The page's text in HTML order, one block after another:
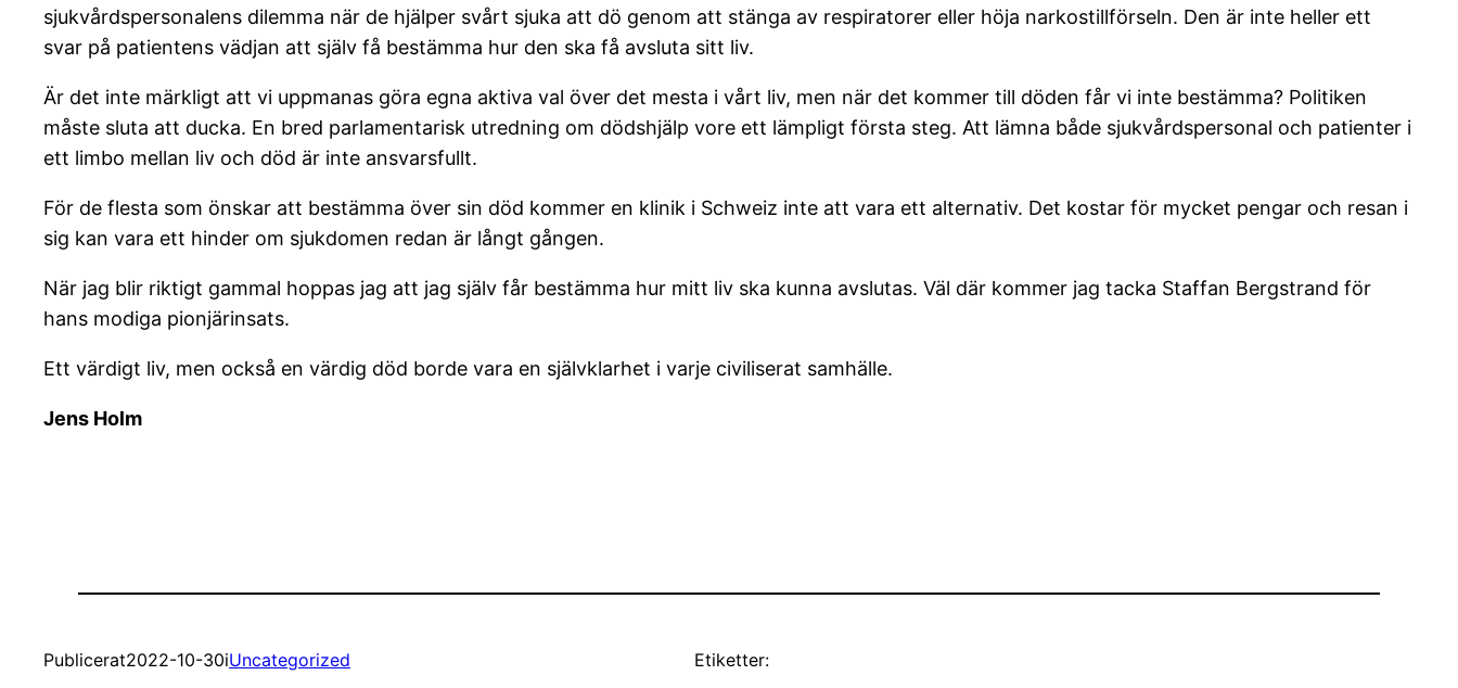
sjukvårdspersonalens dilemma när de hjälper svårt sjuka att dö genom att stänga av respiratorer eller höja narkostillförseln. Den är inte heller ett
svar på patientens vädjan att själv få bestämma hur den ska få avsluta sitt liv.
Är det inte märkligt att vi uppmanas göra egna aktiva val över det mesta i vårt liv, men när det kommer till döden får vi inte bestämma? Politiken
måste sluta att ducka. En bred parlamentarisk utredning om dödshjälp vore ett lämpligt första steg. Att lämna både sjukvårdspersonal och patienter i
ett limbo mellan liv och död är inte ansvarsfullt.
För de flesta som önskar att bestämma över sin död kommer en klinik i Schweiz inte att vara ett alternativ. Det kostar för mycket pengar och resan i
sig kan vara ett hinder om sjukdomen redan är långt gången.
När jag blir riktigt gammal hoppas jag att jag själv får bestämma hur mitt liv ska kunna avslutas. Väl där kommer jag tacka Staffan Bergstrand för
hans modiga pionjärinsats.
Ett värdigt liv, men också en värdig död borde vara en självklarhet i varje civiliserat samhälle.
Jens Holm
Publicerat2022-10-30iUncategorized Etiketter: